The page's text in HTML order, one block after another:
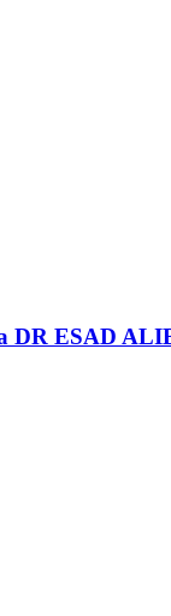
DR ESAD